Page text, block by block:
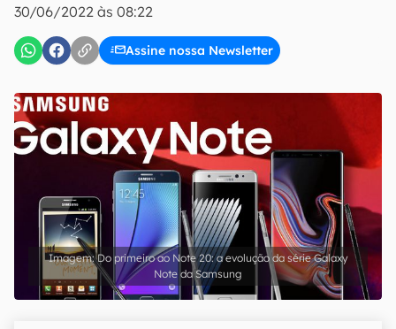
30/06/2022 às 08:22
Assine nossa Newsletter
Uso e Política de Privacidade do Canaltech.
Do primeiro ao Note 20: a evolução da série Galaxy
Note da Samsung